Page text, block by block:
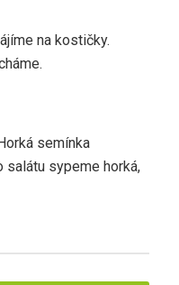
na kostičky.
semínka
salátu sypeme horká,